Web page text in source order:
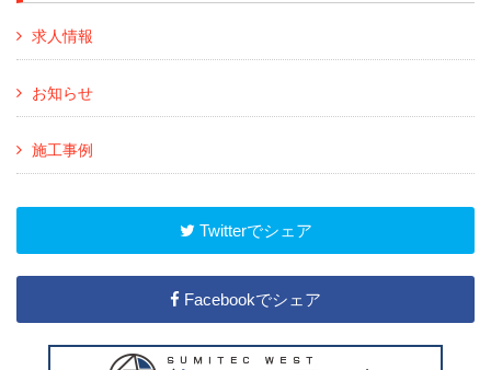
求人情報
お知らせ
施工事例
Twitterでシェア
Facebookでシェア